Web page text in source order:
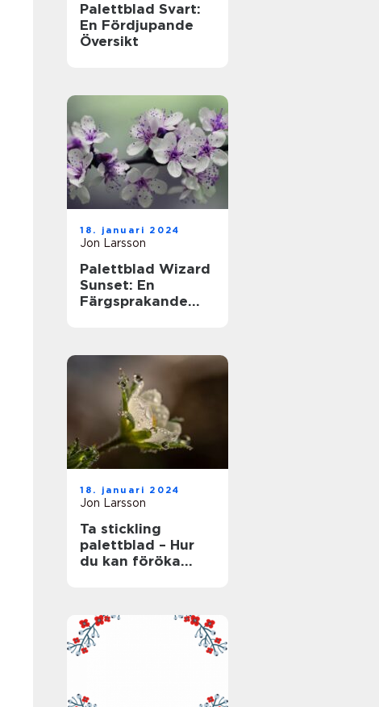
Palettblad Svart:
En Fördjupande
Översikt
18. januari 2024
Jon Larsson
Palettblad Wizard
Sunset: En
Färgsprakande
18. januari 2024
Jon Larsson
Ta stickling
palettblad – Hur
du kan föröka